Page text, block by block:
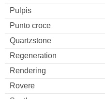
Pulpis
Punto croce
Quartzstone
Regeneration
Rendering
Rovere